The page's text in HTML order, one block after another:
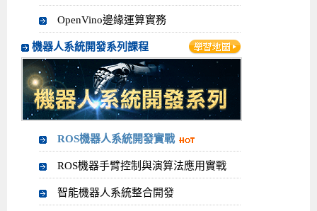
OpenVino邊緣運算實務
機器人系統開發系列課程
ROS機器人系統開發實戰
ROS機器手臂控制與演算法應用實戰
智能機器人系統整合開發